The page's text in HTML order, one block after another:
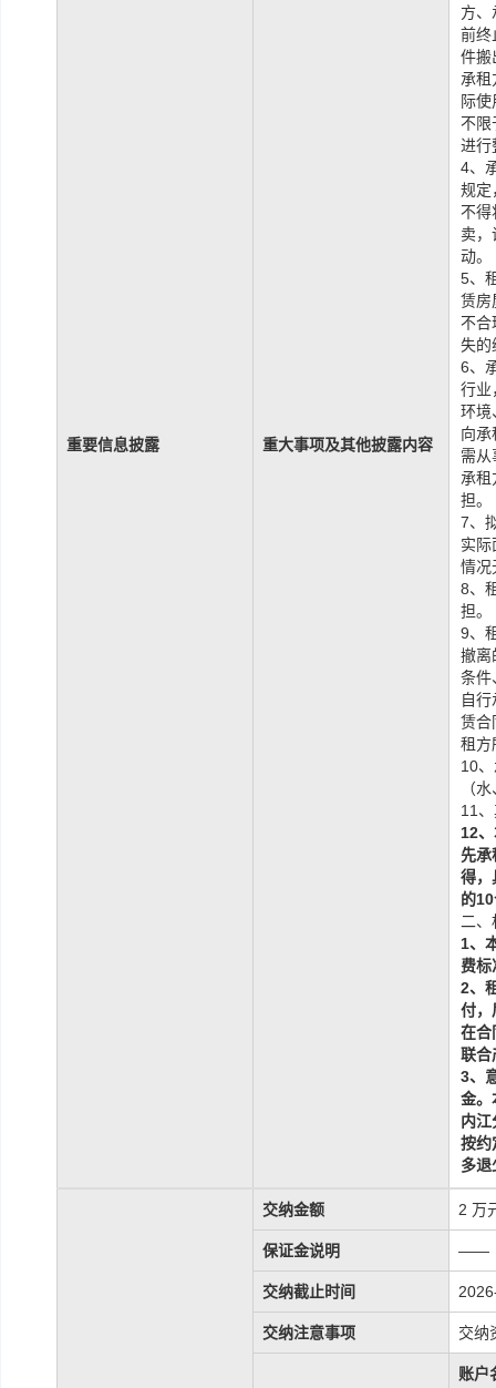
重要信息披露 重大事项及其他披露内容
方、
前终
件搬
承租
际
不限
进行
4、
规定
不得
卖，
动。
5、
赁房
不合
失的
6、
行业
环境
向承
需从
承租
担。
7、
实际
情况
8、
担。
9、
撤离
条件
自
赁合
租方
10
（
11
12
先承
得，
的10
二
1、
费标
2、
付，
在合
联合
3、
金。
内江
按约
多退
交纳金额 2 万
保证金说明 ——
交纳截止时间
交纳注意事项 交纳
账户